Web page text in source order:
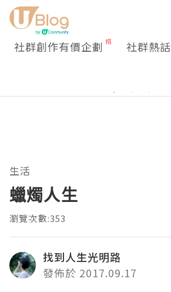
社群創作有價企劃 社群熱話
生活
蠟燭人生
瀏覽次數:353
找到人生光明路
發佈於 2017.09.17